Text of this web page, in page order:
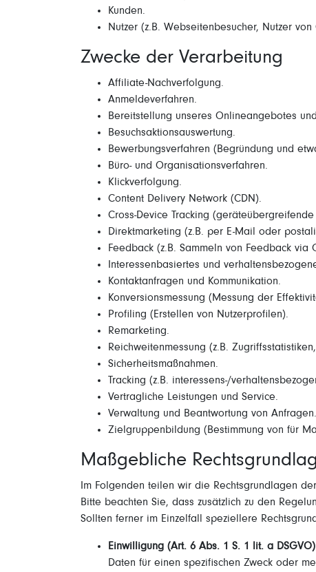
Kunden.
Nutzer (z.B. Webseitenbesucher, Nutzer von
Zwecke der Verarbeitung
Affiliate-Nachverfolgung.
Anmeldeverfahren.
Bereitstellung unseres Onlineangebotes
Besuchsaktionsauswertung.
Bewerbungsverfahren (Begründung und
Büro- und Organisationsverfahren.
Klickverfolgung.
Content Delivery Network (CDN).
Cross-Device Tracking
Direktmarketing (z.B. per E-Mail oder
Feedback (z.B. Sammeln von Feedback via
Interessenbasiertes und
Kontaktanfragen und Kommunikation.
Konversionsmessung (Messung der
Profiling (Erstellen von Nutzerprofilen).
Remarketing.
Reichweitenmessung (z.B.
Sicherheitsmaßnahmen.
Tracking (z.B. interessens-/
Vertragliche Leistungen und Service.
Verwaltung und Beantwortung von Anfragen.
Zielgruppenbildung (Bestimmung von für
Maßgebliche
Im Folgenden teilen wir die Rechtsgrundlagen
Bitte beachten Sie, dass zusätzlich zu den
Sollten ferner im Einzelfall speziellere
Einwilligung (Art. 6 Abs. 1 S. 1 lit. a DSGVO)
Daten für einen spezifischen Zweck oder